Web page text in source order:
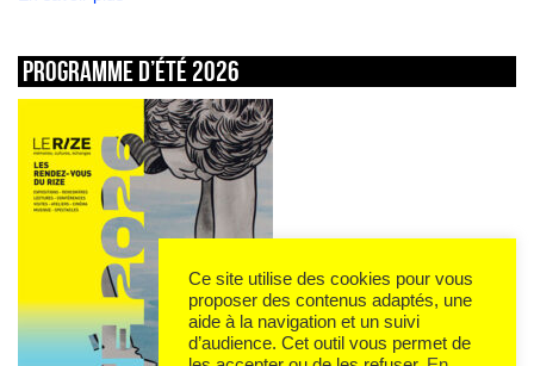
Programme d’été 2026
Ce site utilise des cookies pour vous
proposer des contenus adaptés, une
aide à la navigation et un suivi
d’audience. Cet outil vous permet de